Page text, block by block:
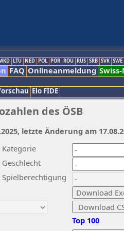
LTU NED POL POR ROU RUS SRB SVK SWE
FAQ Onlineanmeldung
Elo FIDE
des ÖSB
Kategorie
Geschlecht
Spielberechtigung
Top 100
letzte Änderung am